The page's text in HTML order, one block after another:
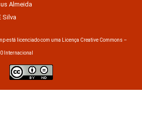
Almeida
Silva
está licenciado com uma Licença Creative Commons –
Internacional